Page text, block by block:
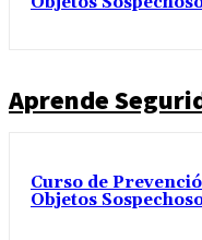
Aprende
Curso de
Objetos